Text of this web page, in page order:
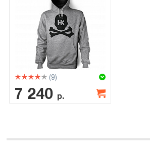
(9)
7 240 р.